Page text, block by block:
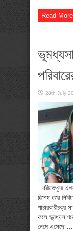
Read
28th July
শরীয়তপুরে
বিশেষ করে
পাচারকারীচক্র
ফলে
নেমে এসেছে ...